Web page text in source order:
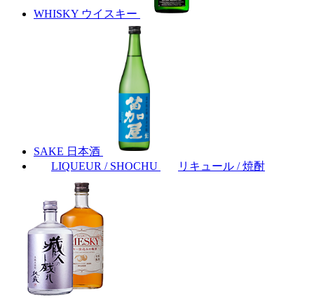
WHISKY ウイスキー
SAKE 日本酒
LIQUEUR / SHOCHU
リキュール / 焼酎